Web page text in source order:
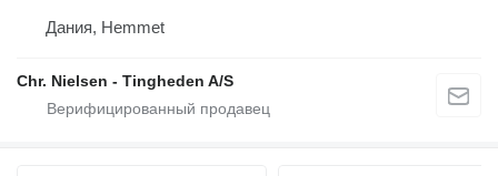
Дания, Hemmet
Chr. Nielsen - Tingheden A/S